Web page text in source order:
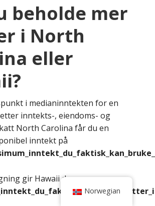
beholde mer
i North
eller
i medianinntekten for en
inntekts-, eiendoms- og
North Carolina får du en
inntekt på
gir Hawaii deg
Norwegian